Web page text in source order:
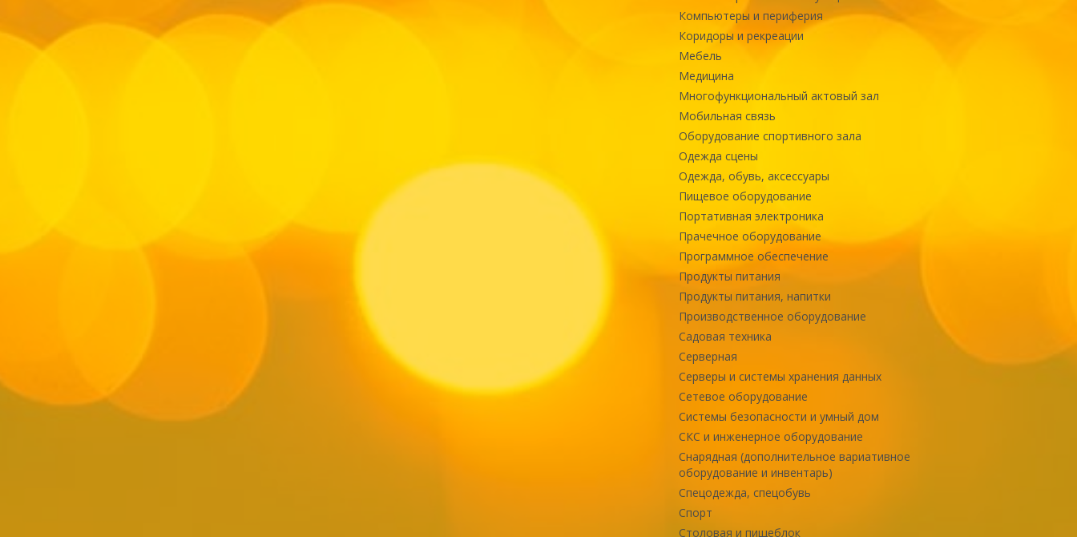
Компьютеры и периферия
Коридоры и рекреации
Мебель
Медицина
Многофункциональный актовый зал
Мобильная связь
Оборудование спортивного зала
Одежда сцены
Одежда, обувь, аксессуары
Пищевое оборудование
Портативная электроника
Прачечное оборудование
Программное обеспечение
Продукты питания
Продукты питания, напитки
Производственное оборудование
Садовая техника
Серверная
Серверы и системы хранения данных
Сетевое оборудование
Системы безопасности и умный дом
СКС и инженерное оборудование
Снарядная (дополнительное вариативное
оборудование и инвентарь)
Спецодежда, спецобувь
Спорт
Столовая и пищеблок